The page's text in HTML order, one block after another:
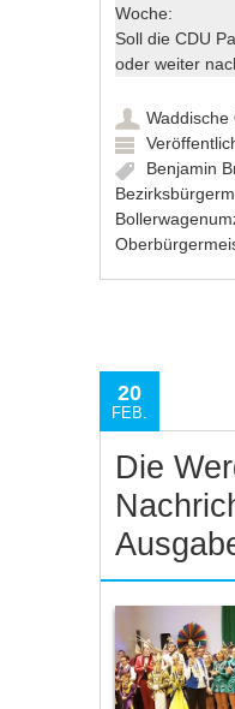
Woche:
Soll die CDU
oder weiter
Waddische
Benjamin
20
FEB.
Die